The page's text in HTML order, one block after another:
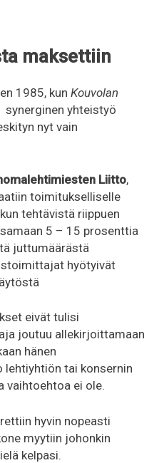
maksettiin
1985, kunKouvolan
synerginen yhteistyö
nyt vain
Liitto,
toimitukselliselle
tehtävistä riippuen
5 – 15 prosenttia
juttumäärästä
hyötyivät
eivät tulisi
joutuu allekirjoittamaan
hänen
lehtiyhtiön tai konsernin
vaihtoehtoa ei ole.
hyvin nopeasti
myytiin johonkin
kelpasi.